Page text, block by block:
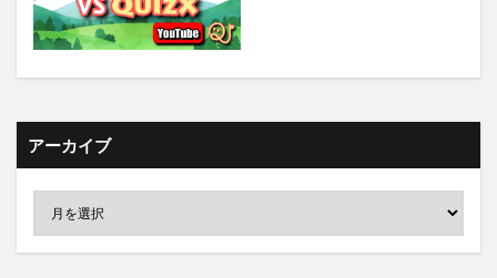
アーカイブ